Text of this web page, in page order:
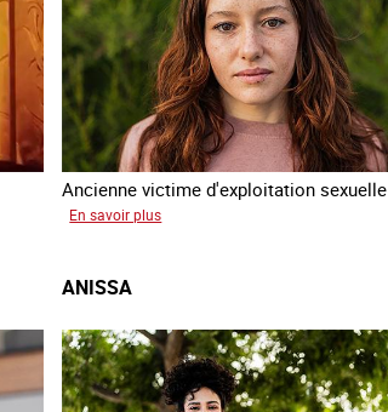
Ancienne victime d'exploitation sexuelle
En savoir plus
ANISSA